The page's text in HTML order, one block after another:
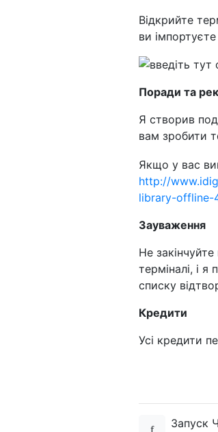
Відкрийте
ви
Поради та
Я створив
вам зробити
Якщо у вас
http://
library-offline-
Зауваження
Не
терміналі, і
списку
Кредити
Усі кредити
Запуск